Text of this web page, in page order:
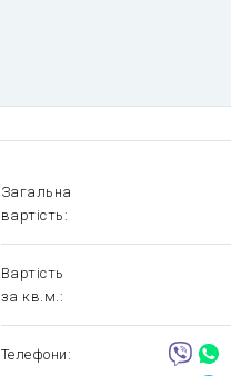
Загальна
вартість
Вартість
за кв.м.
Телефони